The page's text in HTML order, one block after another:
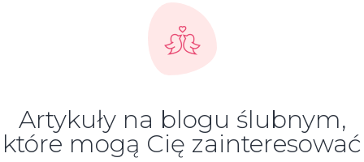
Artykuły na blogu ślubnym,
które mogą Cię zainteresować